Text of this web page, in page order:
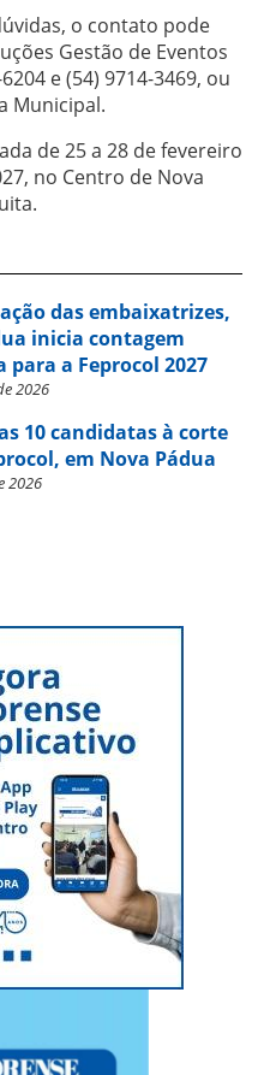
o contato pode
Gestão de Eventos
e (54) 9714-3469, ou
Municipal.
de 25 a 28 de fevereiro
no Centro de Nova
das embaixatrizes,
inicia contagem
para a Feprocol 2027
2026
10 candidatas à corte
em Nova Pádua
2026